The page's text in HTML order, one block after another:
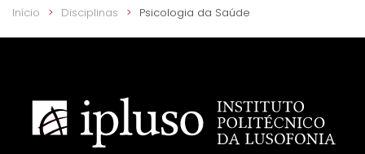
Início Disciplinas Psicologia da Saúde